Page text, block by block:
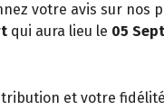
votre avis sur nos
qui aura lieu le 05
et votre